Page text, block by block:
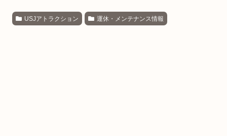
USJアトラクション 運休・メンテナンス情報